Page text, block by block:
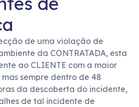
de uma violação de
da CONTRATADA, esta
ao CLIENTE com a maior
sempre dentro de 48
da descoberta do incidente,
de tal incidente de